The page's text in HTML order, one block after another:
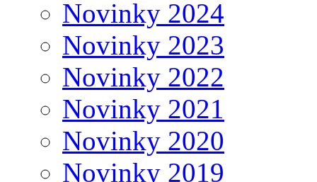
Novinky 2024
Novinky 2023
Novinky 2022
Novinky 2021
Novinky 2020
Novinky 2019